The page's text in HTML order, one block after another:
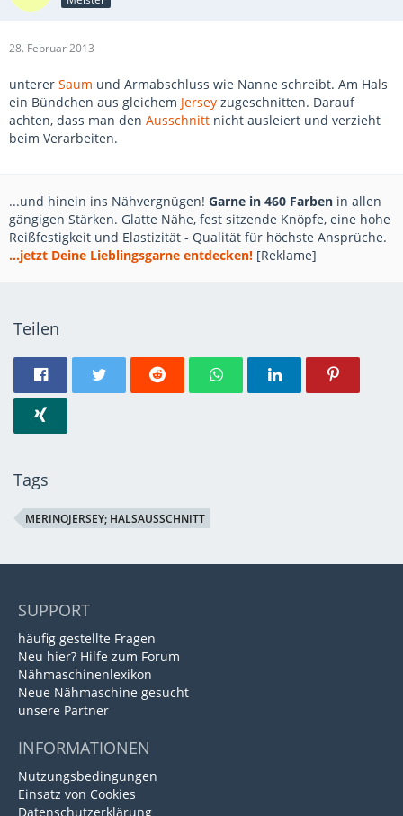
28. Februar 2013
unterer Saum und Armabschluss wie Nanne schreibt. Am Hals
ein Bündchen aus gleichem Jersey zugeschnitten. Darauf
achten, dass man den Ausschnitt nicht ausleiert und verzieht
beim Verarbeiten.
...und hinein ins Nähvergnügen! Garne in 460 Farben in allen
gängigen Stärken. Glatte Nähe, fest sitzende Knöpfe, eine hohe
Reißfestigkeit und Elastizität - Qualität für höchste Ansprüche.
...jetzt Deine Lieblingsgarne entdecken! [Reklame]
Teilen
Tags
MERINOJERSEY; HALSAUSSCHNITT
SUPPORT
häufig gestellte Fragen
Neu hier? Hilfe zum Forum
Nähmaschinenlexikon
Neue Nähmaschine gesucht
unsere Partner
INFORMATIONEN
Nutzungsbedingungen
Einsatz von Cookies
Datenschutzerklärung